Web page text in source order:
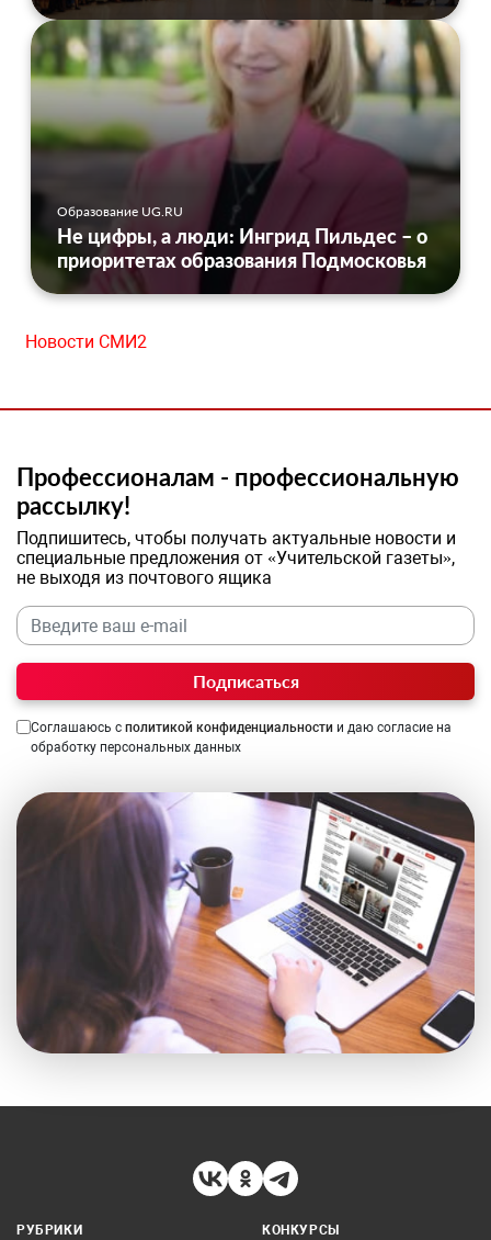
Образование UG.RU
Не цифры, а люди: Ингрид Пильдес – о
приоритетах образования Подмосковья
Новости СМИ2
Профессионалам - профессиональную
рассылку!
Подпишитесь, чтобы получать актуальные новости и
специальные предложения от «Учительской газеты»,
не выходя из почтового ящика
Подписаться
Соглашаюсь с политикой конфиденциальности и даю согласие на
обработку персональных данных
РУБРИКИ
КОНКУРСЫ